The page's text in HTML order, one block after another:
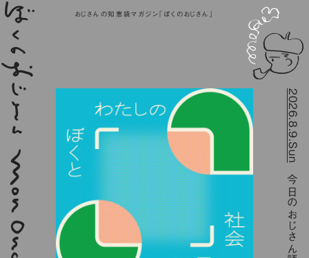
おじさんの知恵袋マガジン『ぼくのおじさん』
2026.8.9.Sun
今日のおじさん語録